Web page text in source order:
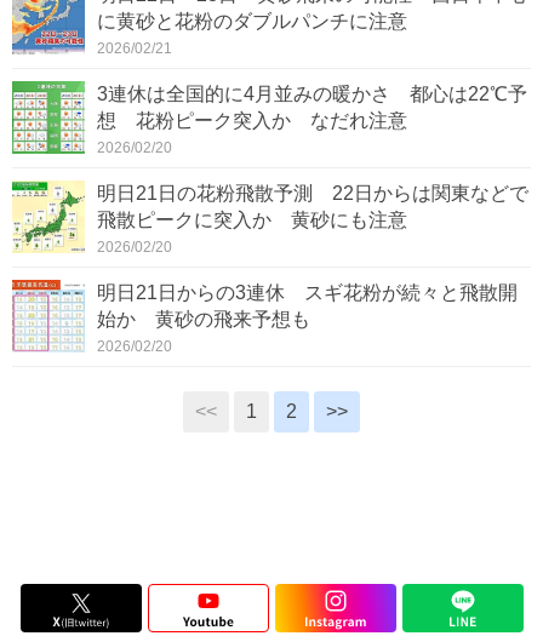
に黄砂と花粉のダブルパンチに注意
2026/02/21
3連休は全国的に4月並みの暖かさ 都心は22℃予
想 花粉ピーク突入か なだれ注意
2026/02/20
明日21日の花粉飛散予測 22日からは関東などで
飛散ピークに突入か 黄砂にも注意
2026/02/20
明日21日からの3連休 スギ花粉が続々と飛散開
始か 黄砂の飛来予想も
2026/02/20
<< 1 2 >>